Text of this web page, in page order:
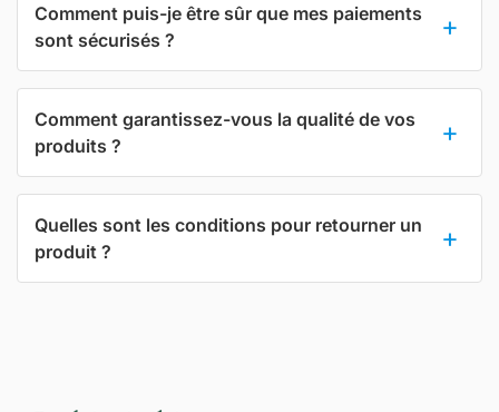
Comment puis-je être sûr que mes paiements
sont sécurisés ?
Comment garantissez-vous la qualité de vos
produits ?
Quelles sont les conditions pour retourner un
produit ?